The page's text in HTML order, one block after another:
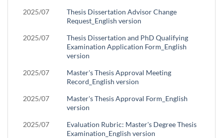
2025/07
Thesis Dissertation Advisor Change
Request_English version
2025/07
Thesis Dissertation and PhD Qualifying
Examination Application Form_English
version
2025/07
Master's Thesis Approval Meeting
Record_English version
2025/07
Master's Thesis Approval Form_English
version
2025/07
Evaluation Rubric: Master's Degree Thesis
Examination_English version